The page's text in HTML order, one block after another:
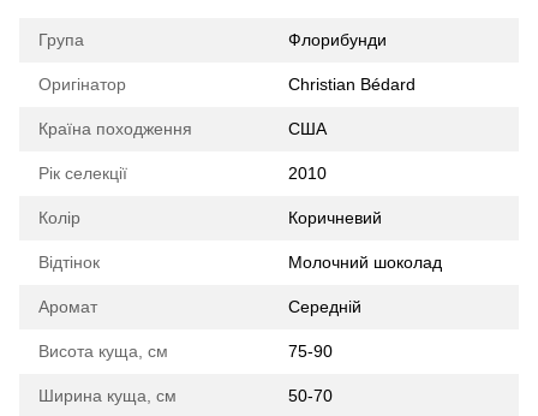
Група Флорибунди
Оригінатор Christian Bédard
Країна походження США
Рік селекції 2010
Колір Коричневий
Відтінок Молочний шоколад
Аромат Середній
Висота куща, см 75-90
Ширина куща, см 50-70